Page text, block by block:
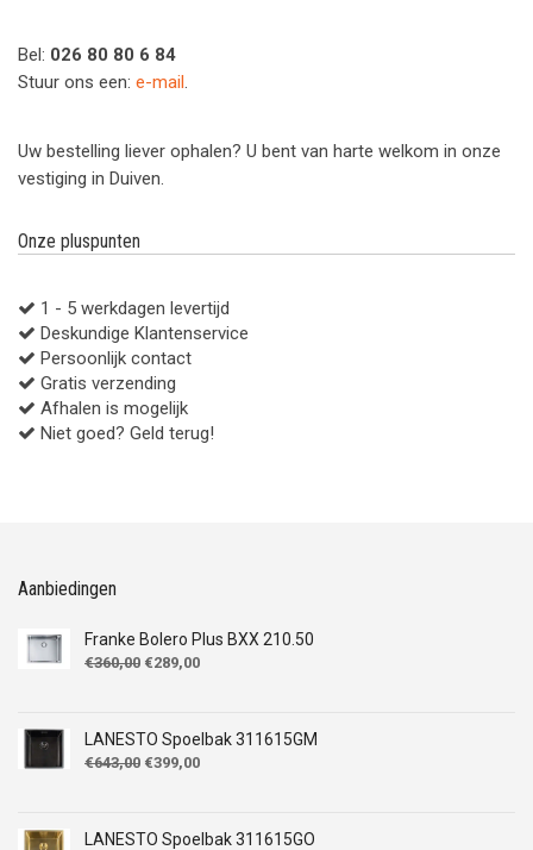
Bel: 026 80 80 6 84
Stuur ons een: e-mail.
Uw bestelling liever ophalen? U bent van harte welkom in onze
vestiging in Duiven.
Onze pluspunten
1 - 5 werkdagen levertijd
Deskundige Klantenservice
Persoonlijk contact
Gratis verzending
Afhalen is mogelijk
Niet goed? Geld terug!
Aanbiedingen
Franke Bolero Plus BXX 210.50
€360,00 Oorspronkelijke
€360,00.
€289,00Huidige
€289,00.
LANESTO Spoelbak 311615GM
€643,00 Oorspronkelijke
€643,00.
€399,00Huidige
€399,00.
LANESTO Spoelbak 311615GO